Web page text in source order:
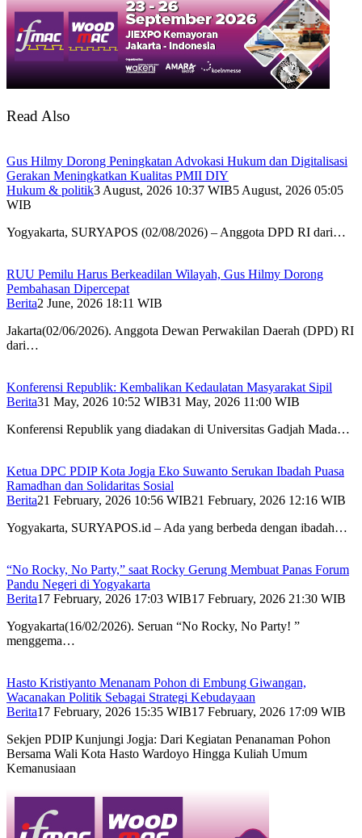
Read Also
Gus Hilmy Dorong Peningkatan Advokasi Hukum dan Digitalisasi
Gerakan Meningkatkan Kualitas PMII DIY
Hukum & politik3 August, 2026 10:37 WIB5 August, 2026 05:05
WIB
Yogyakarta, SURYAPOS (02/08/2026) – Anggota DPD RI dari…
RUU Pemilu Harus Berkeadilan Wilayah, Gus Hilmy Dorong
Pembahasan Dipercepat
Berita2 June, 2026 18:11 WIB
Jakarta(02/06/2026). Anggota Dewan Perwakilan Daerah (DPD) RI
dari…
Konferensi Republik: Kembalikan Kedaulatan Masyarakat Sipil
Berita31 May, 2026 10:52 WIB31 May, 2026 11:00 WIB
Konferensi Republik yang diadakan di Universitas Gadjah Mada…
Ketua DPC PDIP Kota Jogja Eko Suwanto Serukan Ibadah Puasa
Ramadhan dan Solidaritas Sosial
Berita21 February, 2026 10:56 WIB21 February, 2026 12:16 WIB
Yogyakarta, SURYAPOS.id – Ada yang berbeda dengan ibadah…
“No Rocky, No Party,” saat Rocky Gerung Membuat Panas Forum
Pandu Negeri di Yogyakarta
Berita17 February, 2026 17:03 WIB17 February, 2026 21:30 WIB
Yogyakarta(16/02/2026). Seruan “No Rocky, No Party! ”
menggema…
Hasto Kristiyanto Menanam Pohon di Embung Giwangan,
Wacanakan Politik Sebagai Strategi Kebudayaan
Berita17 February, 2026 15:35 WIB17 February, 2026 17:09 WIB
Sekjen PDIP Kunjungi Jogja: Dari Kegiatan Penanaman Pohon
Bersama Wali Kota Hasto Wardoyo Hingga Kuliah Umum
Kemanusiaan